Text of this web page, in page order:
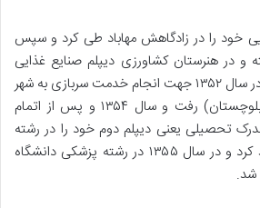
خود را در زادگاهش مهاباد طی کرد و سپس
و در هنرستان کشاورزی دیپلم صنایع غذایی
گرفت. پس از اخذ دیپلم، در سال ۱۳۵۲ جهت انجام خدمت سربازی به شهر
زابل (استان سیستان و بلوچستان) رفت و سال ۱۳۵۴ و پس از اتمام
تحصیلی یعنی دیپلم دوم خود را در رشته
طبیعی (علوم تجربی) اخذ کرد و در سال ۱۳۵۵ در رشته پزشکی دانشگاه
شد.